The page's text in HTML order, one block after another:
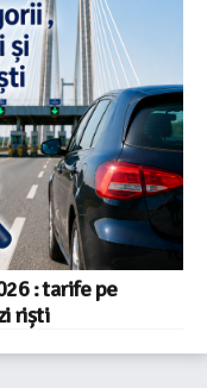
: tarife pe
riști